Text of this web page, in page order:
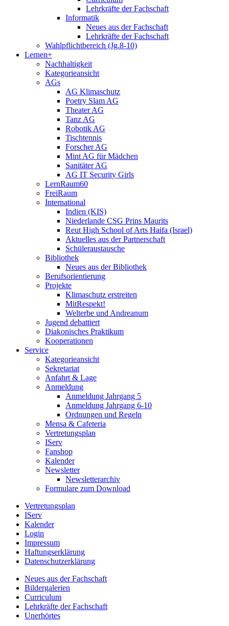
Lehrkräfte der Fachschaft
Informatik
Neues aus der Fachschaft
Lehrkräfte der Fachschaft
Wahlpflichtbereich (Jg.8-10)
Lernen+
Nachhaltigkeit
Kategorieansicht
AGs
AG Klimaschutz
Poetry Slam AG
Theater AG
Tanz AG
Robotik AG
Tischtennis
Forscher AG
Mint AG für Mädchen
Sanitäter AG
AG IT Security Girls
LernRaum60
FreiRaum
International
Indien (KIS)
Niederlande CSG Prins Maurits
Reut High School of Arts Haifa (Israel)
Aktuelles aus der Partnerschaft
Schüleraustausche
Bibliothek
Neues aus der Bibliothek
Berufsorientierung
Projekte
Klimaschutz erstreiten
MitRespekt!
Welterbe und Andreanum
Jugend debattiert
Diakonisches Praktikum
Kooperationen
Service
Kategorieansicht
Sekretariat
Anfahrt & Lage
Anmeldung
Anmeldung Jahrgang 5
Anmeldung Jahrgang 6-10
Ordnungen und Regeln
Mensa & Cafeteria
Vertretungsplan
IServ
Fanshop
Kalender
Newsletter
Newsletterarchiv
Formulare zum Download
Vertretungsplan
IServ
Kalender
Login
Impressum
Haftungserklärung
Datenschutzerklärung
Neues aus der Fachschaft
Bildergalerien
Curriculum
Lehrkräfte der Fachschaft
Unerhörtes